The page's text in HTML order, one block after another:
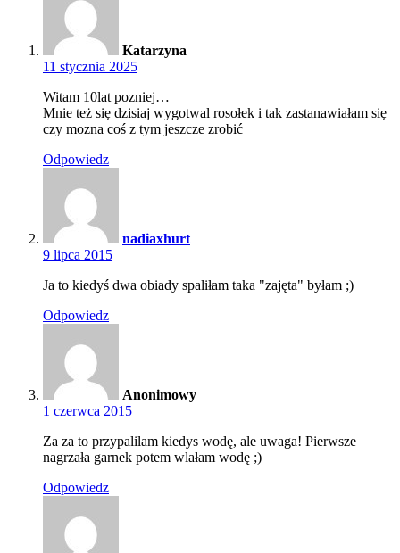
Katarzyna
11 stycznia 2025
Witam 10lat pozniej…
Mnie też się dzisiaj wygotwal rosołek i tak zastanawiałam się
czy mozna coś z tym jeszcze zrobić
Odpowiedz
nadiaxhurt
9 lipca 2015
Ja to kiedyś dwa obiady spaliłam taka "zajęta" byłam ;)
Odpowiedz
Anonimowy
1 czerwca 2015
Za za to przypalilam kiedys wodę, ale uwaga! Pierwsze
nagrzała garnek potem wlałam wodę ;)
Odpowiedz